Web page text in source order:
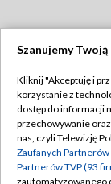
Abonament
Emisja w TVP
Centrum
Szanujemy
Kliknij "Akceptuję i
korzystanie z
dostęp do informacji
przechowywanie
nas, czyli Telewizję
Zaufanych
Partnerów TVP (93
zautomatyzowanego